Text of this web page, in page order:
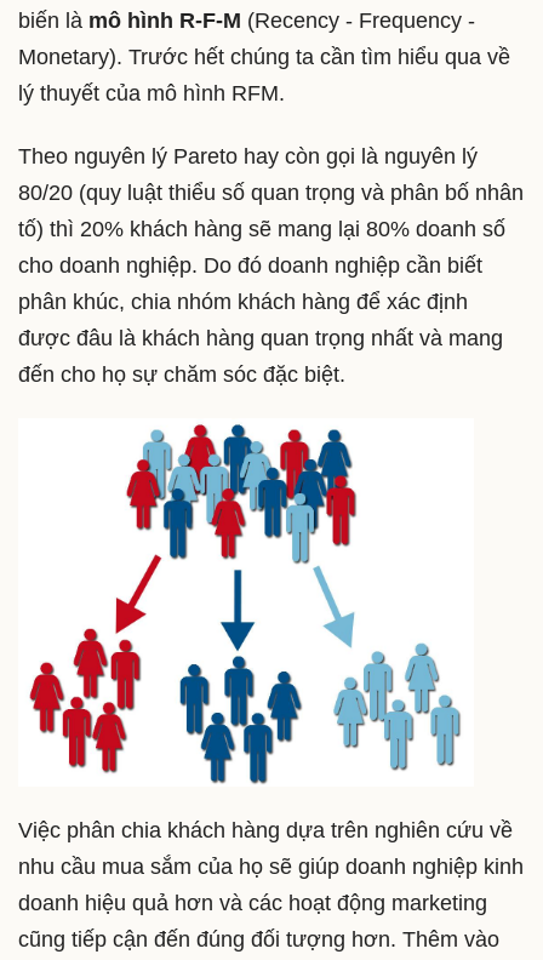
biến là mô hình R-F-M (Recency - Frequency -
Monetary). Trước hết chúng ta cần tìm hiểu qua về
lý thuyết của mô hình RFM.
Theo nguyên lý Pareto hay còn gọi là nguyên lý
80/20 (quy luật thiểu số quan trọng và phân bố nhân
tố) thì 20% khách hàng sẽ mang lại 80% doanh số
cho doanh nghiệp. Do đó doanh nghiệp cần biết
phân khúc, chia nhóm khách hàng để xác định
được đâu là khách hàng quan trọng nhất và mang
đến cho họ sự chăm sóc đặc biệt.
Việc phân chia khách hàng dựa trên nghiên cứu về
nhu cầu mua sắm của họ sẽ giúp doanh nghiệp kinh
doanh hiệu quả hơn và các hoạt động marketing
cũng tiếp cận đến đúng đối tượng hơn. Thêm vào